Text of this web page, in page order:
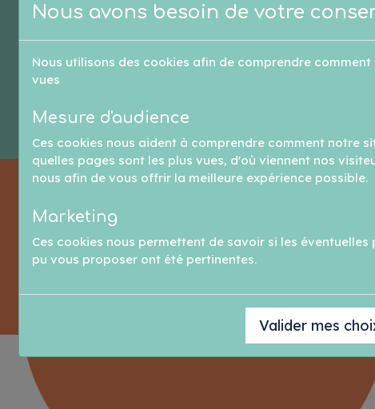
Nous avons besoin de votre
Nous utilisons des cookies afin de comprendre
vues
Mesure d'audience
Ces cookies nous aident à comprendre comment notre
quelles pages sont les plus vues, d'où viennent nos
nous afin de vous offrir la meilleure expérience possible.
Marketing
Ces cookies nous permettent de savoir si les
pu vous proposer ont été pertinentes.
Valider mes